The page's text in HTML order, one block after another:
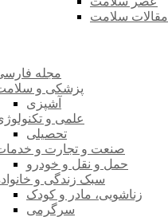
مقالات سلامت
مجله
پزشکی و
آشپزی
علمی و
تحصیلی
صنعت و تجارت و
حمل و نقل و خودرو
سبک زندگی و
زناشویی، مادر و کودک
سرگرمی